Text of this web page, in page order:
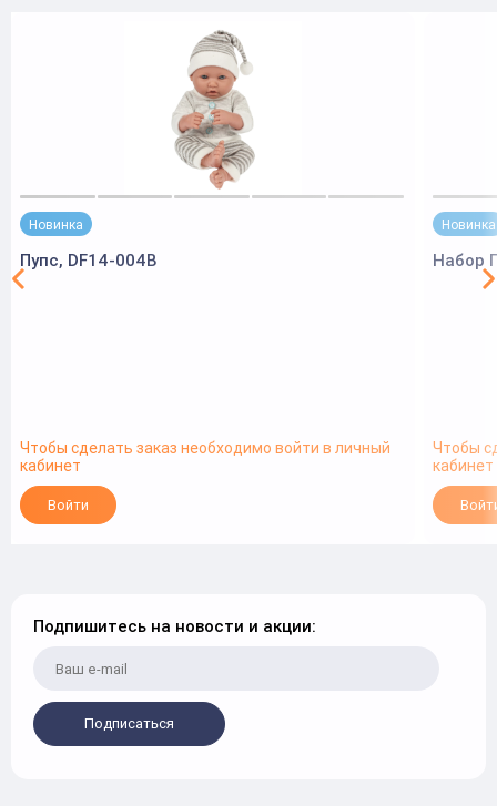
Новинка
Пупс, DF14-004B
Чтобы сделать заказ необходимо войти в личный
кабинет
Войти
Новинка
Набор
Чтобы
кабинет
Подпишитесь на новости и акции:
Подписаться